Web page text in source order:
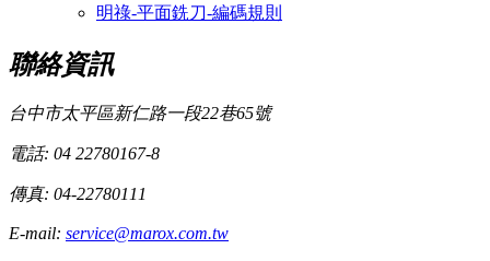
明祿-平面銑刀-編碼規則
聯絡資訊
台中市太平區新仁路一段22巷65號
電話: 04 22780167-8
傳真: 04-22780111
E-mail: service@marox.com.tw